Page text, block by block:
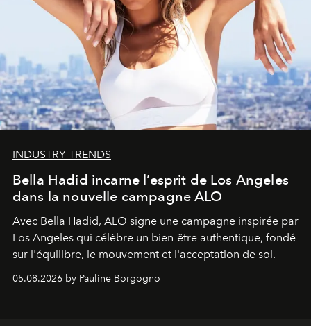
INDUSTRY TRENDS
Bella Hadid incarne l’esprit de Los Angeles
dans la nouvelle campagne ALO
Avec Bella Hadid, ALO signe une campagne inspirée par
Los Angeles qui célèbre un bien-être authentique, fondé
sur l'équilibre, le mouvement et l'acceptation de soi.
05.08.2026 by Pauline Borgogno